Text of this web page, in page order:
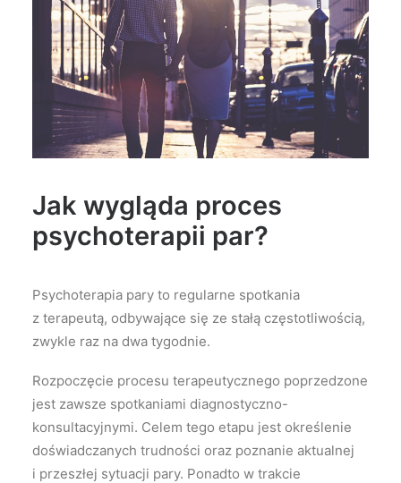
Jak wygląda proces
psychoterapii par?
Psychoterapia pary to regularne spotkania
z terapeutą, odbywające się ze stałą częstotliwością,
zwykle raz na dwa tygodnie.
Rozpoczęcie procesu terapeutycznego poprzedzone
jest zawsze spotkaniami diagnostyczno-
konsultacyjnymi. Celem tego etapu jest określenie
doświadczanych trudności oraz poznanie aktualnej
i przeszłej sytuacji pary. Ponadto w trakcie